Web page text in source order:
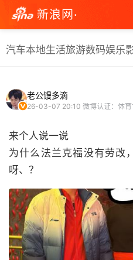
新浪网·
汽车本地生活旅游数码娱乐
老公馒多滴
26-03-07 20:10 微博认证：体育
来个人说一说
为什么法兰克福没有劳改
呀、？ ​